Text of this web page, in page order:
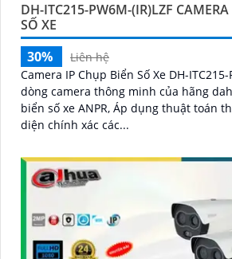
DH-ITC215-PW6M-(IR)LZF
SỐ XE
30%
Liên hệ
Camera IP Chụp Biển Số Xe DH-ITC215-
dòng camera thông minh của hãng
biển số xe ANPR, Áp dụng thuật toán
diện chính xác các...